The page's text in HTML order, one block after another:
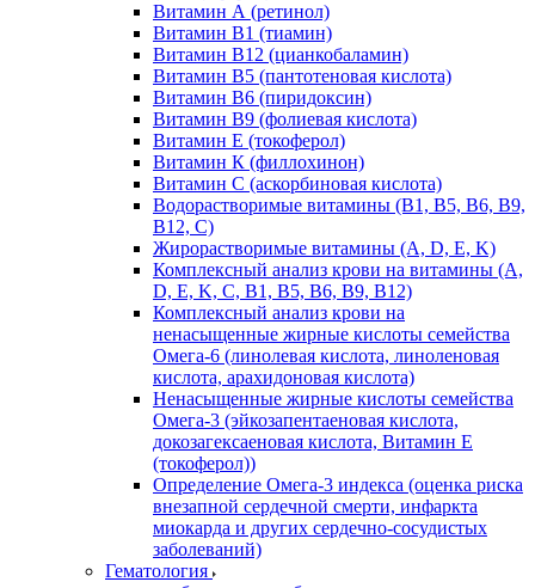
Витамин А (ретинол)
Витамин В1 (тиамин)
Витамин В12 (цианкобаламин)
Витамин В5 (пантотеновая кислота)
Витамин В6 (пиридоксин)
Витамин В9 (фолиевая кислота)
Витамин Е (токоферол)
Витамин К (филлохинон)
Витамин С (аскорбиновая кислота)
Водорастворимые витамины (B1, B5, B6, В9,
В12, С)
Жирорастворимые витамины (A, D, E, K)
Комплексный анализ крови на витамины (A,
D, E, K, C, B1, B5, B6, В9, B12)
Комплексный анализ крови на
ненасыщенные жирные кислоты семейства
Омега-6 (линолевая кислота, линоленовая
кислота, арахидоновая кислота)
Ненасыщенные жирные кислоты семейства
Омега-3 (эйкозапентаеновая кислота,
докозагексаеновая кислота, Витамин E
(токоферол))
Определение Омега-3 индекса (оценка риска
внезапной сердечной смерти, инфаркта
миокарда и других сердечно-сосудистых
заболеваний)
Гематология